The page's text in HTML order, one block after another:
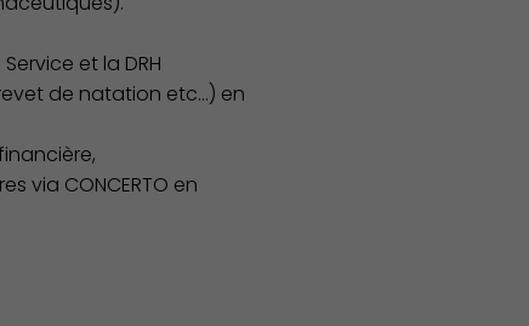
et la DRH
de natation etc…) en
via CONCERTO en